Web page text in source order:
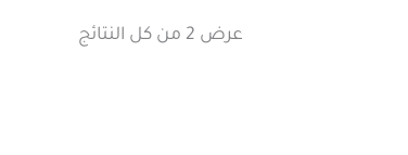
عرض ⁦2⁩ من كل النتائج